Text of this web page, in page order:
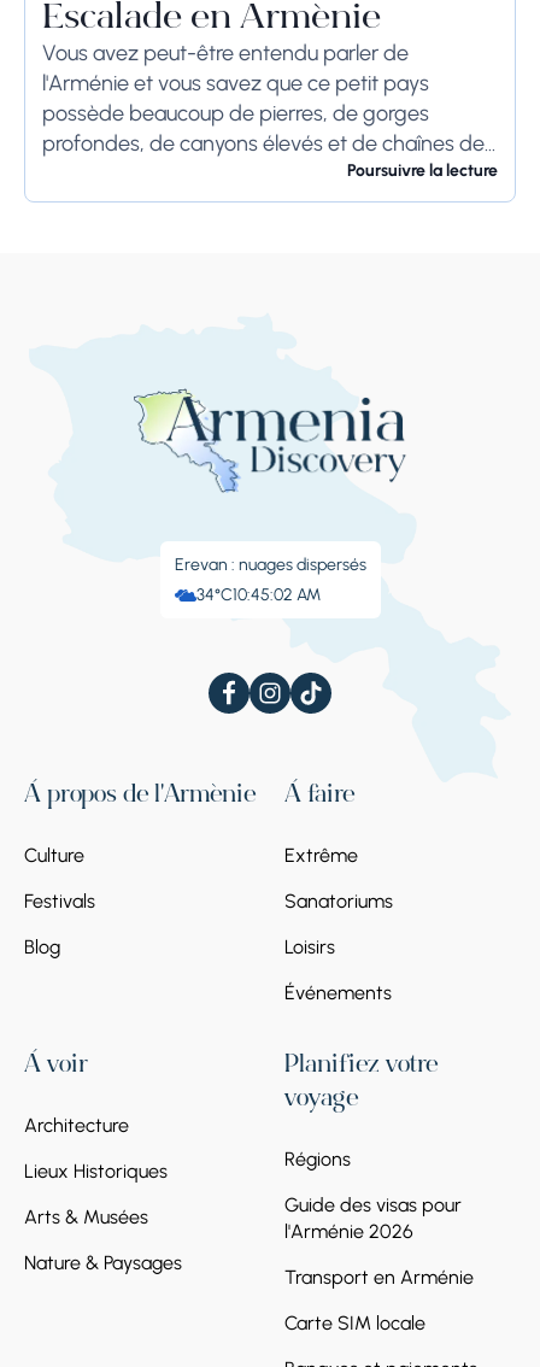
Escalade en Arménie
Vous avez peut-être entendu parler de
l'Arménie et vous savez que ce petit pays
possède beaucoup de pierres, de gorges
profondes, de canyons élevés et de chaînes de
montagnes. Ces facteurs ont toujours été à
l'avantage...
Poursuivre la lecture
Erevan : nuages ​​dispersés
34°C10:45:03 AM
À propos de l'Arménie
Culture
Festivals
Blog
À faire
Extrême
Sanatoriums
Loisirs
Événements
À voir
Architecture
Lieux Historiques
Arts & Musées
Nature & Paysages
Planifiez votre
voyage
Régions
Guide des visas pour
l'Arménie 2026
Transport en Arménie
Carte SIM locale